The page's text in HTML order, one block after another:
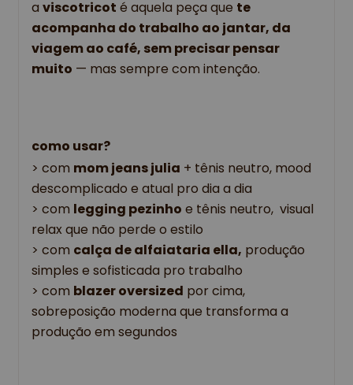
a viscotricot é aquela peça que te
acompanha do trabalho ao jantar, da
viagem ao café, sem precisar pensar
muito — mas sempre com intenção.
como usar?
> com mom jeans julia + tênis neutro, mood
descomplicado e atual pro dia a dia
> com legging pezinho e tênis neutro, visual
relax que não perde o estilo
> com calça de alfaiataria ella, produção
simples e sofisticada pro trabalho
> com blazer oversized por cima,
sobreposição moderna que transforma a
produção em segundos